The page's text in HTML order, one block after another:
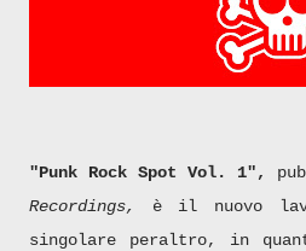
"Punk Rock Spot Vol. 1",
Recordings,
è il nuovo
singolare peraltro, in